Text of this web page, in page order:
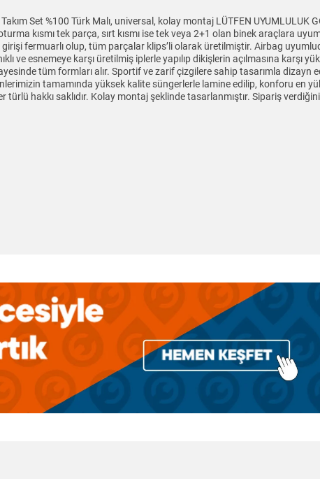
Set %100 Türk Malı, universal, kolay montaj LÜTFEN UYUMLULUK
kısmı tek parça, sırt kısmı ise tek veya 2+1 olan binek araçlara
girişi fermuarlı olup, tüm parçalar klips’li olarak üretilmiştir. Airbag
ve esnemeye karşı üretilmiş iplerle yapılıp dikişlerin açılmasına karşı
tüm formları alır. Sportif ve zarif çizgilere sahip tasarımla
tamamında yüksek kalite süngerlerle lamine edilip, konforu en
türlü hakkı saklıdır. Kolay montaj şeklinde tasarlanmıştır. Sipariş